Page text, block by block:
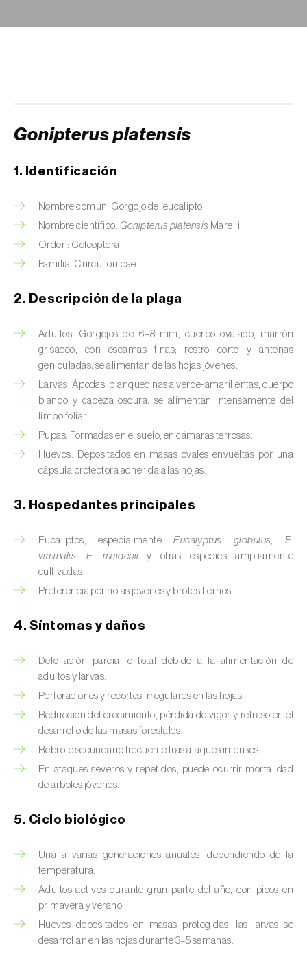
xanthenes
sasakii (=niponensis))
Barrenador del tallo de la caña de azúcar
fusca )
Barrenador del té ( Euwallacea fornicatus, E.
fornicatior, E. perbrevis e E. kuroshio)
Barrenador del tomate ( Neoleucinodes
elegantalis)
Barrenillo del almendro (Scolytus amygdali)
Barrenillo del olmo ( Scolytus multistriatus
Barrenillo grabador (Ips acuminatus
Barrenillo tipografo del abeto rojo (
Ips
typographus
Bicho camello (Chrysodeixis chalcites
Brugo de la encina (
Cantárida (Lytta vesicatoria
Capua de los frutos ( Adoxophyes orana
Cecidomía destructora (Mayetiola
destructor)
Ceutorrinco de la col (
napi
Chinche de la morera (
pentagona)
Chinche de las piñas (Leptoglossus
occidentalis)
Gonipterus platensis
1. Identificación
Nombre común: Gorgojo del eucalipto
Nombre científico: Gonipterus platensis Marelli
Orden: Coleoptera
Familia: Curculionidae
2. Descripción de la plaga
Adultos: Gorgojos de 6–8 mm, cuerpo ovalado, marrón
grisaceo, con escamas finas; rostro corto y antenas
geniculadas; se alimentan de las hojas jóvenes.
Larvas: Ápodas, blanquecinas a verde-amarillentas, cuerpo
blando y cabeza oscura; se alimentan intensamente del
limbo foliar.
Pupas: Formadas en el suelo, en cámaras terrosas.
Huevos: Depositados en masas ovales envueltas por una
cápsula protectora adherida a las hojas.
3. Hospedantes principales
Eucaliptos, especialmenteEucalyptus globulus,E.
viminalis,E. maidenii y otras especies ampliamente
cultivadas.
Preferencia por hojas jóvenes y brotes tiernos.
4. Síntomas y daños
Defoliación parcial o total debido a la alimentación de
adultos y larvas.
Perforaciones y recortes irregulares en las hojas.
Reducción del crecimiento, pérdida de vigor y retraso en el
desarrollo de las masas forestales.
Rebrote secundario frecuente tras ataques intensos.
En ataques severos y repetidos, puede ocurrir mortalidad
de árboles jóvenes.
5. Ciclo biológico
Una a varias generaciones anuales, dependiendo de la
temperatura.
Adultos activos durante gran parte del año, con picos en
primavera y verano.
Huevos depositados en masas protegidas; las larvas se
desarrollan en las hojas durante 3–5 semanas.